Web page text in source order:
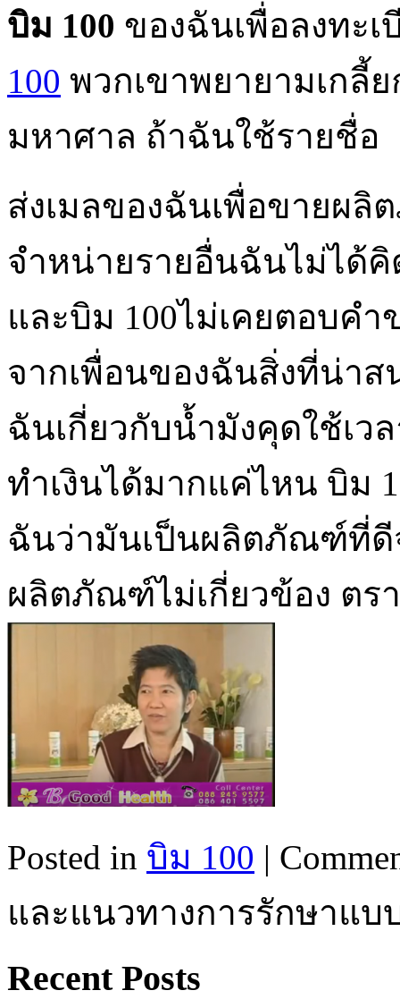
บิม 100 ของฉันเพื่อลงทะ
100 พวกเขาพยายามเกลี้
มหาศาล ถ้าฉันใช้รายชื่อ
ส่งเมลของฉันเพื่อขายผ
จำหน่ายรายอื่นฉันไม่ได้
และบิม 100ไม่เคยตอบค
จากเพื่อนของฉันสิ่งที่น่า
ฉันเกี่ยวกับน้ำมังคุดใช้เว
ทำเงินได้มากแค่ไหน บิม
ฉันว่ามันเป็นผลิตภัณฑ์ที่ดี
ผลิตภัณฑ์ไม่เกี่ยวข้อง ตร
Posted in บิม 100 |
และแนวทางการรักษาแบ
Recent Posts